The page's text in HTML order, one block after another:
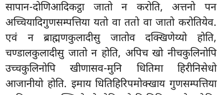
सापान-दोणिआदिकट्ठा जातो न करोति, अत्तनो पन
अच्चियादिगुणसम्पत्तिया यतो वा ततो वा जातो करोतियेव.
एवं न ब्राह्मणकुलादीसु जातोव दक्खिणेय्यो होति,
चण्डालकुलादीसु जातो न होति, अपिच खो नीचकुलिनोपि
उच्चकुलिनोपि खीणासव-मुनि धितिमा हिरीनिसेधो
आजानीयो होति. इमाय धितिहिरिपमोक्खाय गुणसम्पत्तिया